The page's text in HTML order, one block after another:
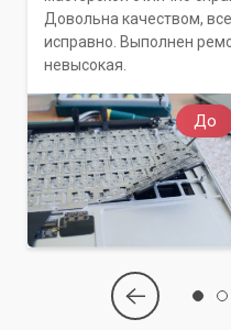
До
Довольна качеством,
исправно. Выполнен
невысокая.